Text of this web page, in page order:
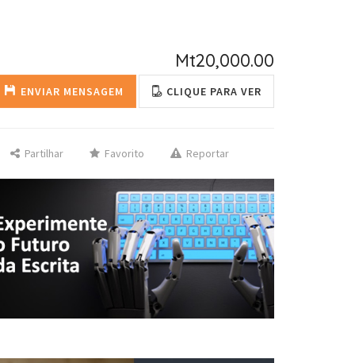
Mt20,000.00
ENVIAR MENSAGEM CLIQUE PARA VER
Partilhar Favorito Reportar